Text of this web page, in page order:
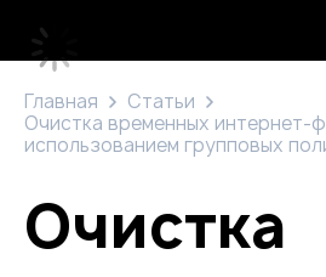
Главная
Статьи
Очистка временных интернет-
использованием групповых
Очистка